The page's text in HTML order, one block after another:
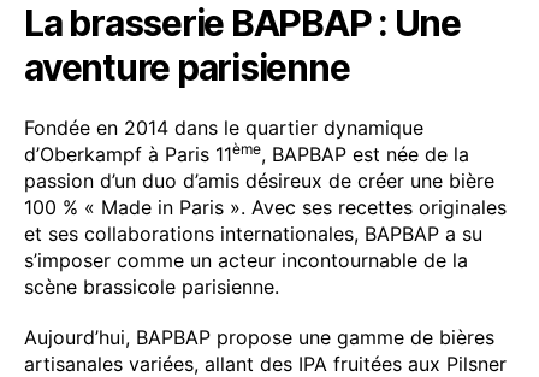
La brasserie BAPBAP : Une
aventure parisienne
Fondée en 2014 dans le quartier dynamique
d’Oberkampf à Paris 11ème, BAPBAP est née de la
passion d’un duo d’amis désireux de créer une bière
100 % « Made in Paris ». Avec ses recettes originales
et ses collaborations internationales, BAPBAP a su
s’imposer comme un acteur incontournable de la
scène brassicole parisienne.
Aujourd’hui, BAPBAP propose une gamme de bières
artisanales variées, allant des IPA fruitées aux Pilsner